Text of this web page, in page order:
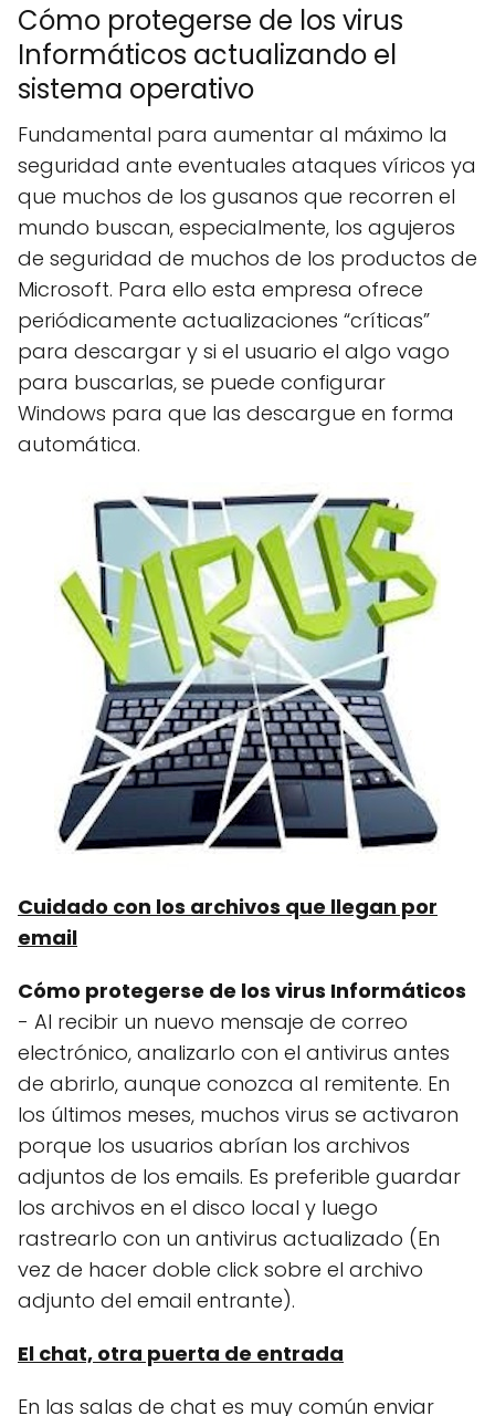
Cómo protegerse de los virus
Informáticos actualizando el
sistema operativo
Fundamental para aumentar al máximo la
seguridad ante eventuales ataques víricos ya
que muchos de los gusanos que recorren el
mundo buscan, especialmente, los agujeros
de seguridad de muchos de los productos de
Microsoft. Para ello esta empresa ofrece
periódicamente actualizaciones “críticas”
para descargar y si el usuario el algo vago
para buscarlas, se puede configurar
Windows para que las descargue en forma
automática.
Cuidado con los archivos que llegan por
email
Cómo protegerse de los virus Informáticos
- Al recibir un nuevo mensaje de correo
electrónico, analizarlo con el antivirus antes
de abrirlo, aunque conozca al remitente. En
los últimos meses, muchos virus se activaron
porque los usuarios abrían los archivos
adjuntos de los emails. Es preferible guardar
los archivos en el disco local y luego
rastrearlo con un antivirus actualizado (En
vez de hacer doble click sobre el archivo
adjunto del email entrante).
El chat, otra puerta de entrada
En las salas de chat es muy común enviar